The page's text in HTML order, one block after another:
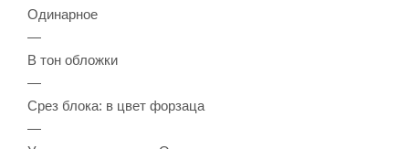
Одинарное
—
В тон обложки
—
Срез блока: в цвет форзаца
—